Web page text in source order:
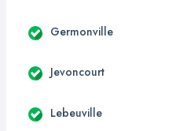
Germonville
Jevoncourt
Lebeuville